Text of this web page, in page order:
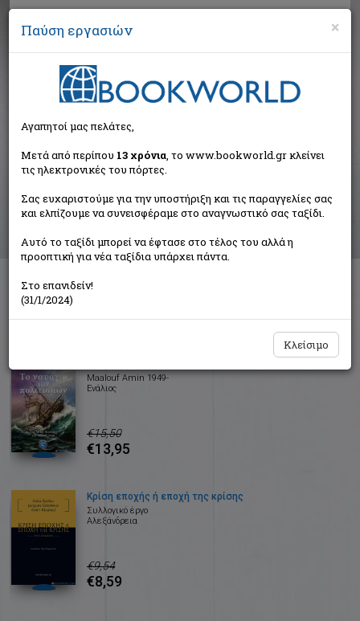
Αναζήτηση
Αποτελέσματα αναζήτησης
Συγγραφέας: Maalouf Amin 1949- (16 βιβλία)
Ταξινόμηση ανά:
Maalouf Amin 1949-
Ενάλιος
€15,50
€13,95
Κρίση εποχής ή εποχή της κρίσης
Συλλογικό έργο
Αλεξάνδρεια
€9,54
€8,59
×
Παύση εργασιών
Αγαπητοί μας πελάτες,
Μετά από περίπου 13 χρόνια, το www.bookworld.gr κλείνει
τις ηλεκτρονικές του πόρτες.
Σας ευχαριστούμε για την υποστήριξη και τις παραγγελίες σας
και ελπίζουμε να συνεισφέραμε στο αναγνωστικό σας ταξίδι.
Αυτό το ταξίδι μπορεί να έφτασε στο τέλος του αλλά η
προοπτική για νέα ταξίδια υπάρχει πάντα.
Στο επανιδείν!
(31/1/2024)
Κλείσιμο